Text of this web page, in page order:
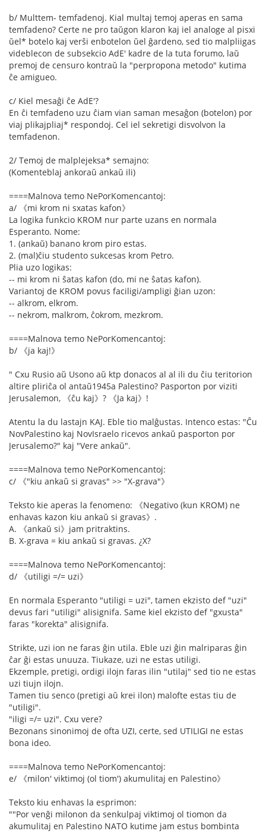
b/ Multtem- temfadenoj. Kial multaj temoj aperas en sama
temfadeno? Certe ne pro taŭgon klaron kaj iel analoge al pisxi
ŭel* botelo kaj verŝi enbotelon ŭel ĝardeno, sed tio malpliigas
videblecon de subsekcio AdE' kadre de la tuta forumo, laŭ
premoj de censuro kontraŭ la "perpropona metodo" kutima
ĉe amigueo.
c/ Kiel mesaĝi ĉe AdE'?
En ĉi temfadeno uzu ĉiam vian saman mesaĝon (botelon) por
viaj plikajpliaj* respondoj. Cel iel sekretigi disvolvon la
temfadenon.
2/ Temoj de malplejeksa* semajno:
(Komenteblaj ankoraŭ ankaŭ ili)
====Malnova temo NePorKomencantoj:
a/ 《mi krom ni sxatas kafon》
La logika funkcio KROM nur parte uzans en normala
Esperanto. Nome:
1. (ankaŭ) banano krom piro estas.
2. (mal)ĉiu studento sukcesas krom Petro.
Plia uzo logikas:
-- mi krom ni ŝatas kafon (do, mi ne ŝatas kafon).
Variantoj de KROM povus faciligi/ampligi ĝian uzon:
-- alkrom, elkrom.
-- nekrom, malkrom, ĉokrom, mezkrom.
====Malnova temo NePorKomencantoj:
b/ 《ja kaj!》
" Cxu Rusio aŭ Usono aŭ ktp donacos al al ili du ĉiu teritorion
altire pliriĉa ol antaŭ1945a Palestino? Pasporton por viziti
Jerusalemon, 《ĉu kaj》? 《Ja kaj》!
Atentu la du lastajn KAJ. Eble tio malĝustas. Intenco estas: "Ĉu
NovPalestino kaj NovIsraelo ricevos ankaŭ pasporton por
Jerusalemo?" kaj "Vere ankaŭ".
====Malnova temo NePorKomencantoj:
c/ 《"kiu ankaŭ si gravas" >> "X-grava"》
Teksto kie aperas la fenomeno: 《Negativo (kun KROM) ne
enhavas kazon kiu ankaŭ si gravas》.
A. 《ankaŭ si》jam pritraktins.
B. X-grava = kiu ankaŭ si gravas. ¿X?
====Malnova temo NePorKomencantoj:
d/ 《utiligi =/= uzi》
En normala Esperanto "utiligi = uzi", tamen ekzisto def "uzi"
devus fari "utiligi" alisignifa. Same kiel ekzisto def "gxusta"
faras "korekta" alisignifa.
Strikte, uzi ion ne faras ĝin utila. Eble uzi ĝin malriparas ĝin
ĉar ĝi estas unuuza. Tiukaze, uzi ne estas utiligi.
Ekzemple, pretigi, ordigi ilojn faras ilin "utilaj" sed tio ne estas
uzi tiujn ilojn.
Tamen tiu senco (pretigi aŭ krei ilon) malofte estas tiu de
"utiligi".
"iligi =/= uzi". Cxu vere?
Bezonans sinonimoj de ofta UZI, certe, sed UTILIGI ne estas
bona ideo.
====Malnova temo NePorKomencantoj:
e/ 《milon' viktimoj (ol tiom') akumulitaj en Palestino》
Teksto kiu enhavas la esprimon:
""Por venĝi milonon da senkulpaj viktimoj ol tiomon da
akumulitaj en Palestino NATO kutime jam estus bombinta